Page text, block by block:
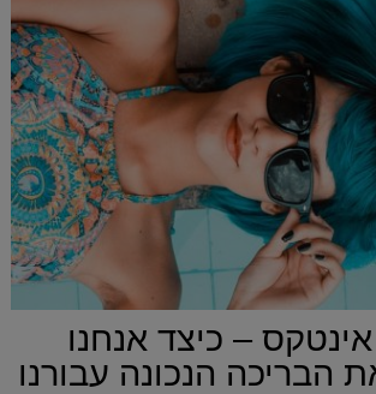
– כיצד אנחנו
הבריכה הנכונה עבורנו